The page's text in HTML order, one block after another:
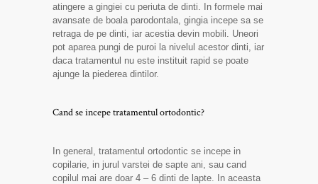
atingere a gingiei cu periuta de dinti. In formele mai
avansate de boala parodontala, gingia incepe sa se
retraga de pe dinti, iar acestia devin mobili. Uneori
pot aparea pungi de puroi la nivelul acestor dinti, iar
daca tratamentul nu este instituit rapid se poate
ajunge la piederea dintilor.
Cand se incepe tratamentul ortodontic?
In general, tratamentul ortodontic se incepe in
copilarie, in jurul varstei de sapte ani, sau cand
copilul mai are doar 4 – 6 dinti de lapte. In aceasta